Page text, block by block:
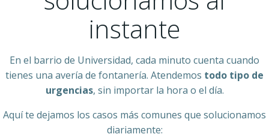
instante
En el barrio de Universidad, cada minuto cuenta cuando
tienes una avería de fontanería. Atendemos todo tipo de
urgencias, sin importar la hora o el día.
Aquí te dejamos los casos más comunes que solucionamos
diariamente: